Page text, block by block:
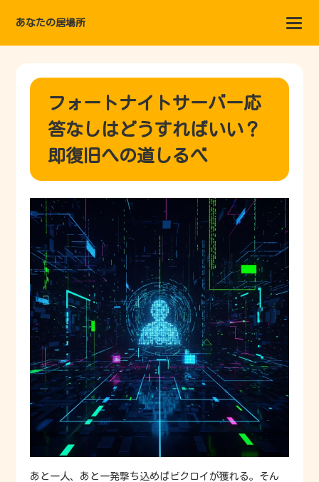
あなたの居場所
フォートナイトサーバー応
答なしはどうすればいい？
即復旧への道しるべ
あと一人、あと一発撃ち込めばビクロイが獲れる。そん